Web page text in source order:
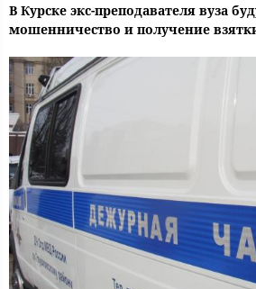
В Курске экс-преподавателя вуза
мошенничество и получение